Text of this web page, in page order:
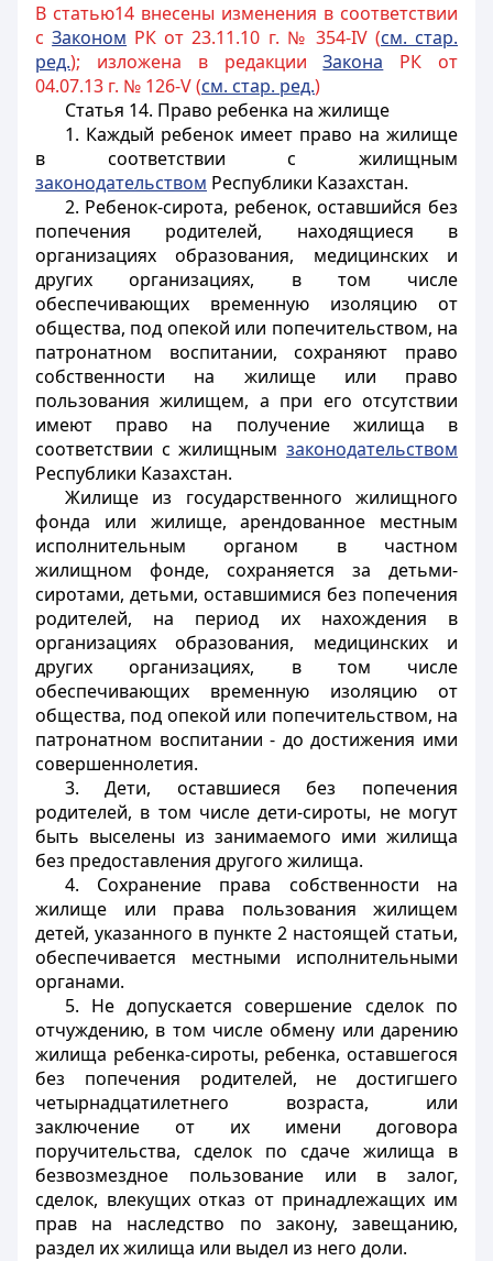
В статью14 внесены изменения в соответствии
сЗаконом РК от 23.11.10 г. № 354-IV (см. стар.
ред.); изложена в редакцииЗакона РК от
04.07.13 г. № 126-V (см. стар. ред.)
Статья 14. Право ребенка на жилище
1. Каждый ребенок имеет право на жилище
в соответствии с жилищным
законодательством Республики Казахстан.
2. Ребенок-сирота, ребенок, оставшийся без
попечения родителей, находящиеся в
организациях образования, медицинских и
других организациях, в том числе
обеспечивающих временную изоляцию от
общества, под опекой или попечительством, на
патронатном воспитании, сохраняют право
собственности на жилище или право
пользования жилищем, а при его отсутствии
имеют право на получение жилища в
соответствии с жилищным законодательством
Республики Казахстан.
Жилище из государственного жилищного
фонда или жилище, арендованное местным
исполнительным органом в частном
жилищном фонде, сохраняется за детьми-
сиротами, детьми, оставшимися без попечения
родителей, на период их нахождения в
организациях образования, медицинских и
других организациях, в том числе
обеспечивающих временную изоляцию от
общества, под опекой или попечительством, на
патронатном воспитании - до достижения ими
совершеннолетия.
3. Дети, оставшиеся без попечения
родителей, в том числе дети-сироты, не могут
быть выселены из занимаемого ими жилища
без предоставления другого жилища.
4. Сохранение права собственности на
жилище или права пользования жилищем
детей, указанного в пункте 2 настоящей статьи,
обеспечивается местными исполнительными
органами.
5. Не допускается совершение сделок по
отчуждению, в том числе обмену или дарению
жилища ребенка-сироты, ребенка, оставшегося
без попечения родителей, не достигшего
четырнадцатилетнего возраста, или
заключение от их имени договора
поручительства, сделок по сдаче жилища в
безвозмездное пользование или в залог,
сделок, влекущих отказ от принадлежащих им
прав на наследство по закону, завещанию,
раздел их жилища или выдел из него доли.